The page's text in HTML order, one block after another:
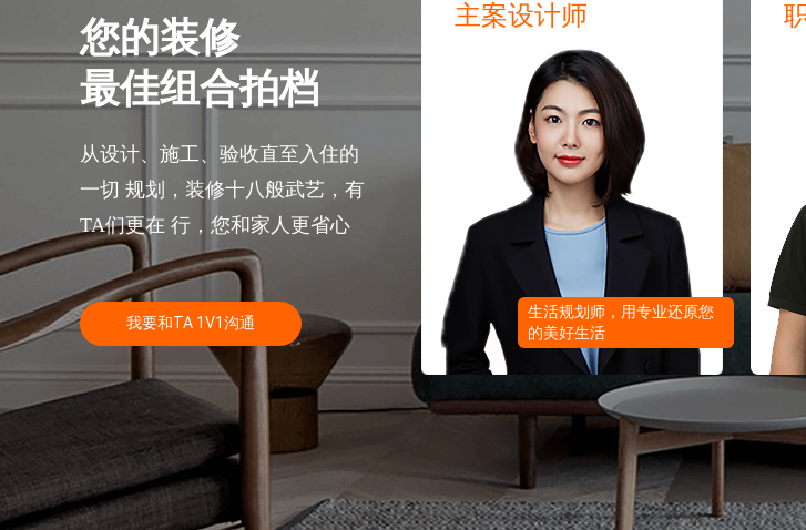
您的装修
最佳组合拍档
从设计、施工、验收直至入住的
一切 规划，装修十八般武艺，有
TA们更在 行，您和家人更省心
我要和TA 1V1沟通
主案设计师
生活规划师，用专业还原您
的美好生活
预估装修报价